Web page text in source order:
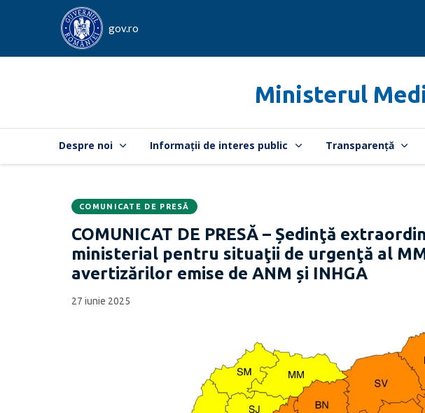
gov.ro
Ministerul
Despre noi Informații de interes public Transparență
CATEGORIA:
COMUNICATE DE PRESĂ
COMUNICAT DE PRESĂ – Ședinţă
ministerial pentru situaţii de urgenţă al
avertizărilor emise de ANM și INHGA
Data
publicării:
27 iunie 2025